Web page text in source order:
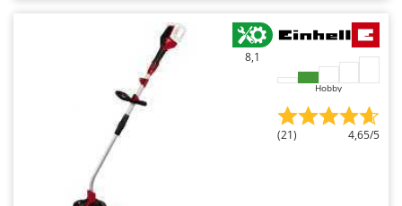
Zomax
8,1
Hobby
(21) 4,65/5